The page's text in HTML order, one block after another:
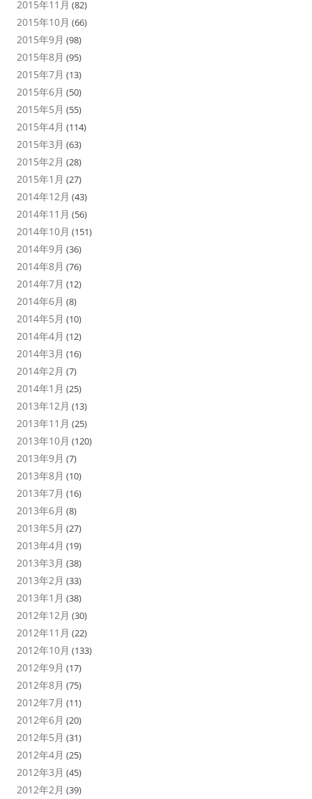
2015年11月 (82)
2015年10月 (66)
2015年9月 (98)
2015年8月 (95)
2015年7月 (13)
2015年6月 (50)
2015年5月 (55)
2015年4月 (114)
2015年3月 (63)
2015年2月 (28)
2015年1月 (27)
2014年12月 (43)
2014年11月 (56)
2014年10月 (151)
2014年9月 (36)
2014年8月 (76)
2014年7月 (12)
2014年6月 (8)
2014年5月 (10)
2014年4月 (12)
2014年3月 (16)
2014年2月 (7)
2014年1月 (25)
2013年12月 (13)
2013年11月 (25)
2013年10月 (120)
2013年9月 (7)
2013年8月 (10)
2013年7月 (16)
2013年6月 (8)
2013年5月 (27)
2013年4月 (19)
2013年3月 (38)
2013年2月 (33)
2013年1月 (38)
2012年12月 (30)
2012年11月 (22)
2012年10月 (133)
2012年9月 (17)
2012年8月 (75)
2012年7月 (11)
2012年6月 (20)
2012年5月 (31)
2012年4月 (25)
2012年3月 (45)
2012年2月 (39)